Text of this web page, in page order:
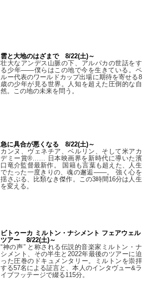
雲と大地のはざまで 8/22(土)～
壮大なアンデス山脈の下、アルパカの世話をす
る少年――僕らはこの地で今を生きている。ペ
ルー代表のワールドカップ出場に期待を寄せる8
歳の少年が見る世界。人知を超えた圧倒的な自
然。この地の未来を問う。
急に具合が悪くなる 8/22(土)～
カンヌ、ヴェネチア、ベルリン、そして米アカ
デミー賞®…… 日本映画界を新時代に導いた濱
口竜介監督最新作。 国籍も言葉も超えた、人生
でたった一度きりの、魂の邂逅――。 強く心を
揺さぶる、比類なき傑作。この3時間16分は人生
を変える。
ビトゥーカ ミルトン・ナシメント フェアウェル
ツアー 8/22(土)～
“神の声” と称される伝説的音楽家ミルトン・ナ
シメント、その半生と2022年最後のツアーに迫
った圧巻のドキュメンタリー。ミルトンを崇拝
する57名による証言と、本人のインタヴュー&ラ
イブフッテージで綴る115分。